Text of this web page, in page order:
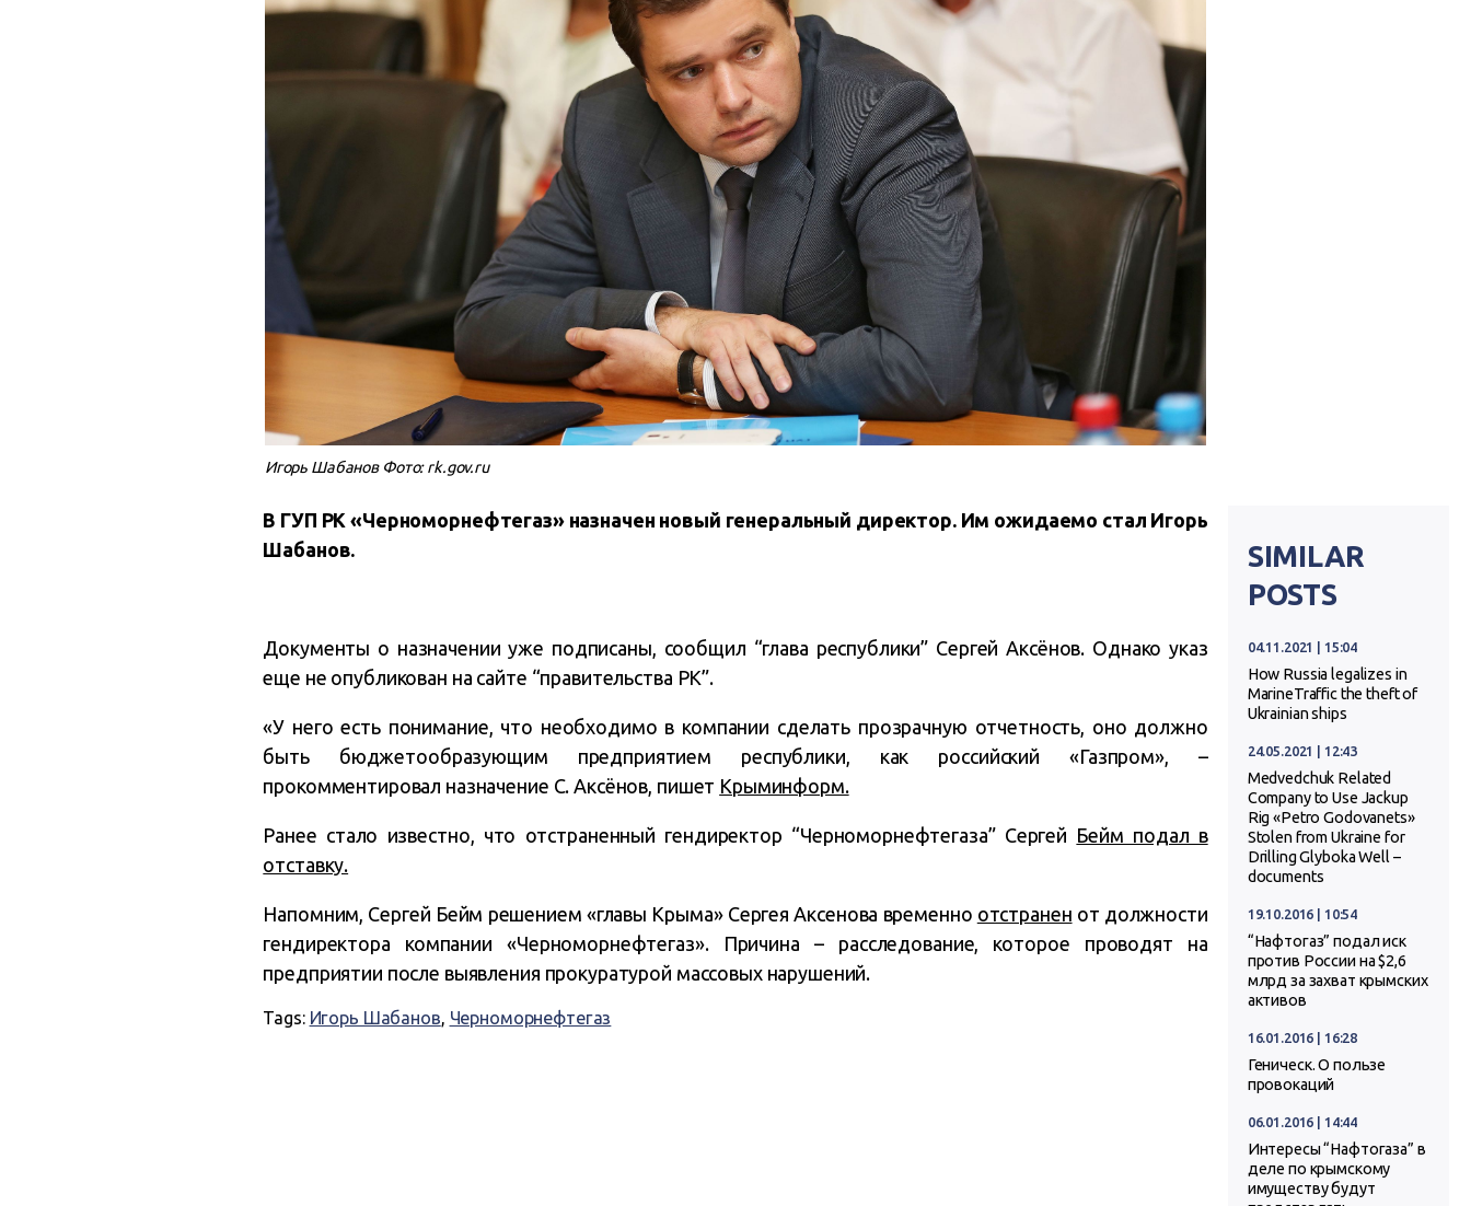
Игорь Шабанов Фото: rk.gov.ru
В ГУП РК «Черноморнефтегаз» назначен новый генеральный директор. Им ожидаемо стал Игорь
Шабанов.
Документы о назначении уже подписаны, сообщил “глава республики” Сергей Аксёнов. Однако указ
еще не опубликован на сайте “правительства РК”.
«У него есть понимание, что необходимо в компании сделать прозрачную отчетность, оно должно
быть бюджетообразующим предприятием республики, как российский «Газпром», –
прокомментировал назначение С. Аксёнов, пишет Крыминформ.
Ранее стало известно, что отстраненный гендиректор “Черноморнефтегаза” Сергей Бейм подал в
отставку.
Напомним, Сергей Бейм решением «главы Крыма» Сергея Аксенова временно отстранен от должности
гендиректора компании «Черноморнефтегаз». Причина – расследование, которое проводят на
предприятии после выявления прокуратурой массовых нарушений.
Tags: Игорь Шабанов, Черноморнефтегаз
SIMILAR
POSTS
04.11.2021 | 15:04
How Russia legalizes in
MarineTraffic the theft of
Ukrainian ships
24.05.2021 | 12:43
Medvedchuk Related
Company to Use Jackup
Rig «Petro Godovanets»
Stolen from Ukraine for
Drilling Glyboka Well –
documents
19.10.2016 | 10:54
“Нафтогаз” подал иск
против России на $2,6
млрд за захват крымских
активов
16.01.2016 | 16:28
Геническ. О пользе
провокаций
06.01.2016 | 14:44
Интересы “Нафтогаза” в
деле по крымскому
имуществу будут